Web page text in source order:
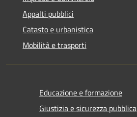
Appalti pubblici
Catasto e urbanistica
Mobilità e trasporti
Educazione e formazione
Giustizia e sicurezza pubblica